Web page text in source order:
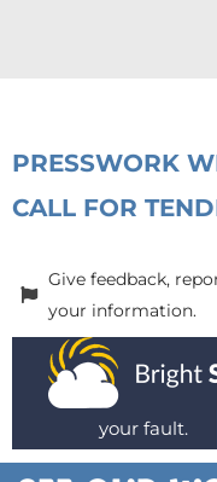
PRESSWORK
CALL FOR
Give feedback,
your information.
your fault.